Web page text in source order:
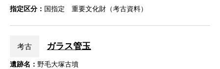
指定区分： 国指定 重要文化財（考古資料）
考古 ガラス管玉
遺跡名： 野毛大塚古墳